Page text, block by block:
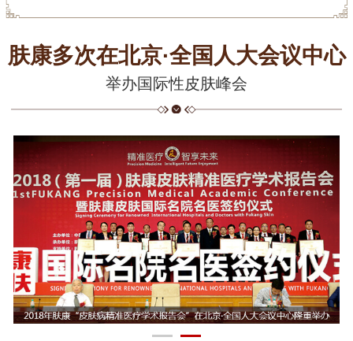
肤康多次在北京·全国人大会议中心
举办国际性皮肤峰会